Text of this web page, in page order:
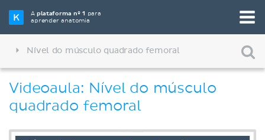
Aplataforma nº 1 para
aprender anatomia
Nível do músculo quadrado femoral
Videoaula: Nível do músculo
quadrado femoral